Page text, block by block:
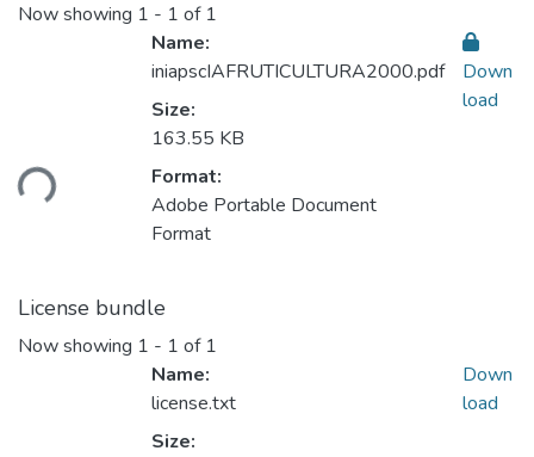
Now showing 1 - 1 of 1
Name:
iniapscIAFRUTICULTURA2000.pdf
Size:
163.55 KB
Format:
Adobe Portable Document
Format
Down
load
License bundle
Now showing 1 - 1 of 1
Name:
license.txt
Size:
Down
load